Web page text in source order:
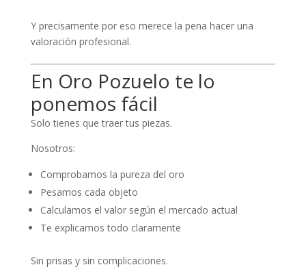
Y precisamente por eso merece la pena hacer una
valoración profesional.
En Oro Pozuelo te lo
ponemos fácil
Solo tienes que traer tus piezas.
Nosotros:
Comprobamos la pureza del oro
Pesamos cada objeto
Calculamos el valor según el mercado actual
Te explicamos todo claramente
Sin prisas y sin complicaciones.